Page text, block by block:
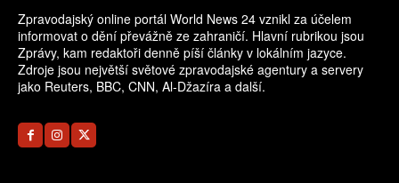
Zpravodajský online portál World News 24 vznikl za účelem
informovat o dění převážně ze zahraničí. Hlavní rubrikou jsou
Zprávy, kam redaktoři denně píší články v lokálním jazyce.
Zdroje jsou největší světové zpravodajské agentury a servery
jako Reuters, BBC, CNN, Al-Džazíra a další.